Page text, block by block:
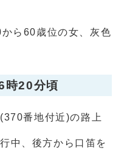
ら60歳位の女、灰色
時20分頃
番地付近)の路上
中、後方から口笛を